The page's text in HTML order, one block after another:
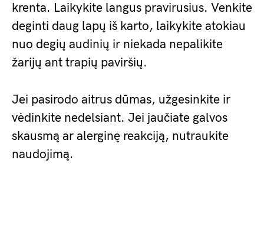
krenta. Laikykite langus pravirusius. Venkite
deginti daug lapų iš karto, laikykite atokiau
nuo degių audinių ir niekada nepalikite
žarijų ant trapių paviršių.
Jei pasirodo aitrus dūmas, užgesinkite ir
vėdinkite nedelsiant. Jei jaučiate galvos
skausmą ar alerginę reakciją, nutraukite
naudojimą.